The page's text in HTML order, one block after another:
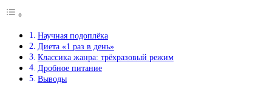
Научная подоплёка
Диета «1 раз в день»
Классика жанра: трёхразовый режим
Дробное питание
Выводы